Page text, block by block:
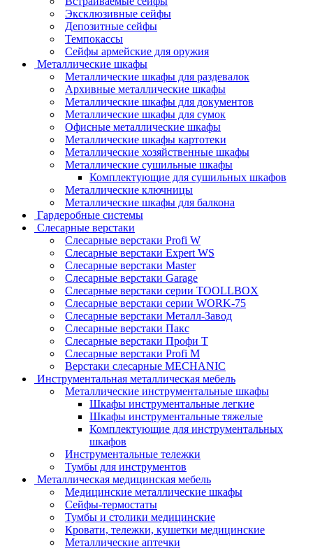
Эксклюзивные сейфы
Депозитные сейфы
Темпокассы
Сейфы армейские для оружия
Металлические шкафы
Металлические шкафы для раздевалок
Архивные металлические шкафы
Металлические шкафы для документов
Металлические шкафы для сумок
Офисные металлические шкафы
Металлические шкафы картотеки
Металлические хозяйственные шкафы
Металлические сушильные шкафы
Комплектующие для сушильных шкафов
Металлические ключницы
Металлические шкафы для балкона
Гардеробные системы
Слесарные верстаки
Слесарные верстаки Profi W
Слесарные верстаки Expert WS
Слесарные верстаки Master
Слесарные верстаки Garage
Слесарные верстаки серии TOOLLBOX
Слесарные верстаки серии WORK-75
Слесарные верстаки Металл-Завод
Слесарные верстаки Пакс
Слесарные верстаки Профи Т
Слесарные верстаки Profi M
Верстаки слесарные MECHANIC
Инструментальная металлическая мебель
Металлические инструментальные шкафы
Шкафы инструментальные легкие
Шкафы инструментальные тяжелые
Комплектующие для инструментальных
шкафов
Инструментальные тележки
Тумбы для инструментов
Металлическая медицинская мебель
Медицинские металлические шкафы
Сейфы-термостаты
Тумбы и столики медицинские
Кровати, тележки, кушетки медицинские
Металлические аптечки